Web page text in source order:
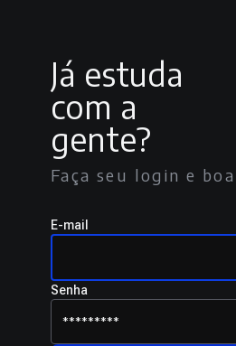
Já estuda
com a
gente?
Faça seu login e
E-mail
Senha